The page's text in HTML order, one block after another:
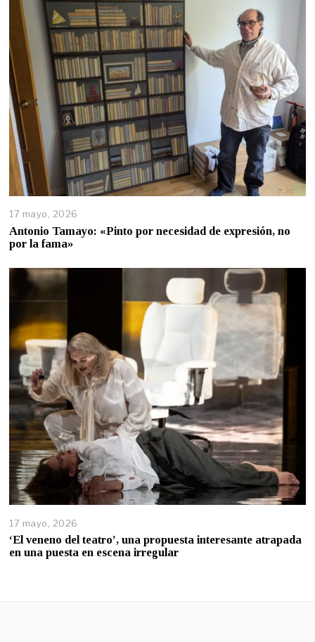
17 mayo, 2026
Antonio Tamayo: «Pinto por necesidad de expresión, no
por la fama»
17 mayo, 2026
‘El veneno del teatro’, una propuesta interesante atrapada
en una puesta en escena irregular